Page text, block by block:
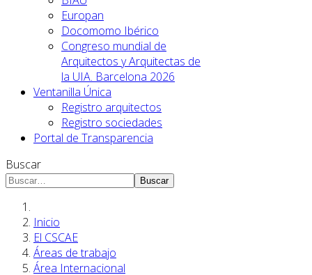
Europan
Docomomo Ibérico
Congreso mundial de
Arquitectos y Arquitectas de
la UIA. Barcelona 2026
Ventanilla Única
Registro arquitectos
Registro sociedades
Portal de Transparencia
Buscar
Buscar
Inicio
El CSCAE
Áreas de trabajo
Área Internacional